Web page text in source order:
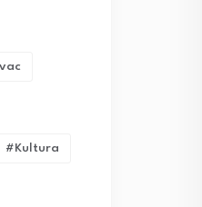
#kultura